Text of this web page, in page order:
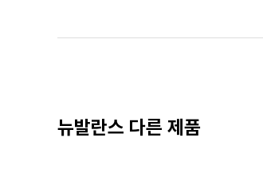
뉴발란스 다른 제품